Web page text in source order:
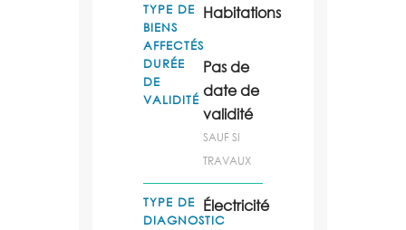
TYPE DE
BIENS
AFFECTÉS
Habitations
DURÉE
DE
VALIDITÉ
Pas de
date de
validité
SAUF SI
TRAVAUX
TYPE DE
DIAGNOSTIC
Électricité